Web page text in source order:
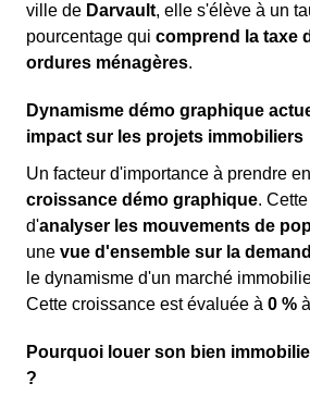
ville de Darvault, elle s'élève à un
pourcentage qui comprend la taxe
ordures ménagères.
Dynamisme démo graphique
impact sur les projets immobiliers
Un facteur d'importance à prendre
croissance démo graphique.
d'analyser les mouvements de
une vue d'ensemble sur la
le dynamisme d'un marché
Cette croissance est évaluée à 0 %
Pourquoi louer son bien
?